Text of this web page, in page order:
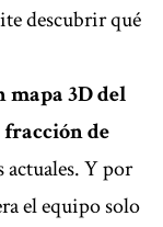
descubrir qué
mapa 3D del
de
actuales. Y por
el equipo solo